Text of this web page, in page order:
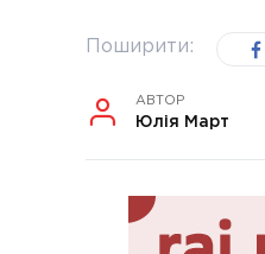
Поширити:
АВТОР
Юлія Март